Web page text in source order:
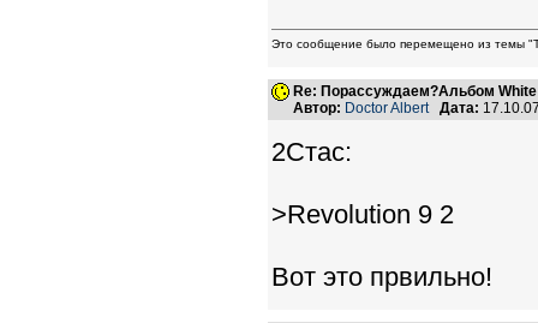
Это сообщение было перемещено из темы
Re: Порассуждаем?Альбом
Автор: Doctor Albert Дата:
2Стас:
>Revolution 9 2
Вот это првильно!